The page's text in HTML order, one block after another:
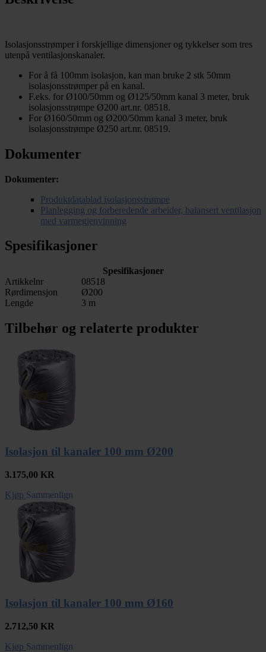
Isolasjonsstrømper i forskjellige dimensjoner og tykkelser som tres
utenpå ventilasjonskanaler.
For å få 100mm isolasjon, kan man bruke 2 stk 50mm
isolasjonsstrømper på en kanal.
F.eks. for Ø100/50mm og Ø125/50mm kanal 3 meter, bruk
isolasjonsstrømpe Ø200 art.nr. 08518.
For Ø160/50mm og Ø200/50mm kanal 3 meter, bruk
isolasjonsstrømpe Ø250 art.nr. 08519.
Dokumenter
Dokumenter:
Produktdatablad isolasjonsstrømpe
Planlegging og forberedende arbeider, balansert ventilasjon
med varmegjenvinning
Spesifikasjoner
Spesifikasjoner
Artikkelnr
08518
Rørdimensjon
Ø200
Lengde
3 m
Tilbehør og relaterte produkter
Isolasjon til kanaler 100 mm Ø200
3.175,00 KR
Kjøp Sammenlign
Isolasjon til kanaler 100 mm Ø160
2.712,50 KR
Kjøp Sammenlign